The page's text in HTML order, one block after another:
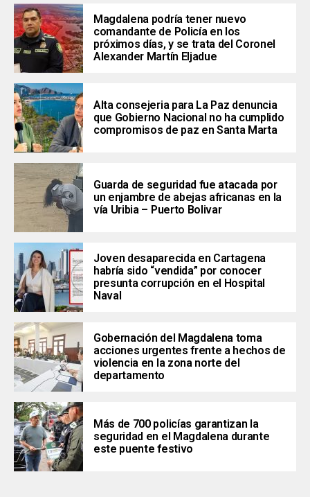
Magdalena podría tener nuevo
comandante de Policía en los
próximos días, y se trata del Coronel
Alexander Martín Eljadue
Alta consejeria para La Paz denuncia
que Gobierno Nacional no ha cumplido
compromisos de paz en Santa Marta
Guarda de seguridad fue atacada por
un enjambre de abejas africanas en la
vía Uribia – Puerto Bolivar
Joven desaparecida en Cartagena
habría sido “vendida” por conocer
presunta corrupción en el Hospital
Naval
Gobernación del Magdalena toma
acciones urgentes frente a hechos de
violencia en la zona norte del
departamento
Más de 700 policías garantizan la
seguridad en el Magdalena durante
este puente festivo